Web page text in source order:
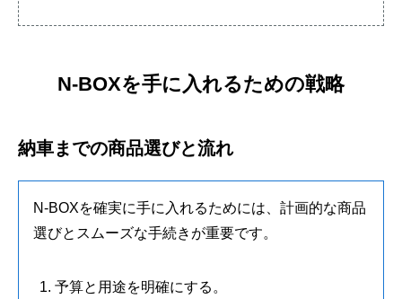
N-BOXを手に入れるための戦略
納車までの商品選びと流れ
N-BOXを確実に手に入れるためには、計画的な商品
選びとスムーズな手続きが重要です。
予算と用途を明確にする。